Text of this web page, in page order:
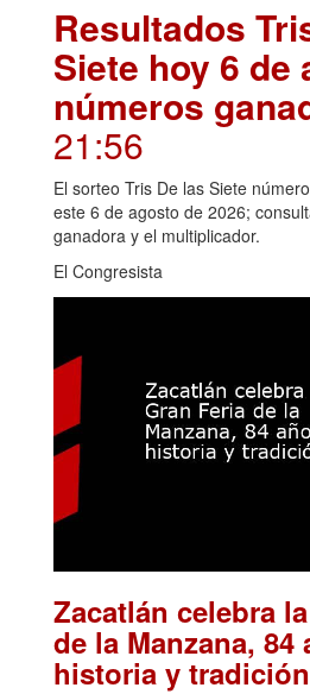
Resultados
Siete hoy 6 de
números
21:56
El sorteo Tris De las Siete
este 6 de agosto de 2026;
ganadora y el multiplicador.
El Congresista
Zacatlán celebra
de la Manzana, 84
historia y tradición